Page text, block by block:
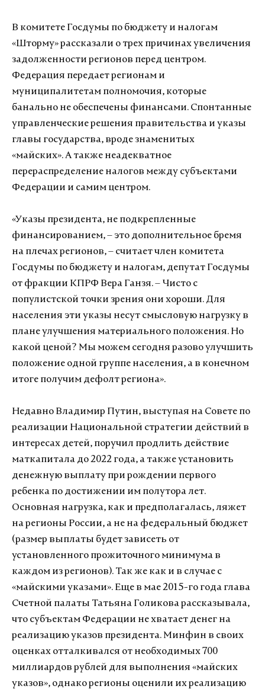
В комитете Госдумы по бюджету и налогам
«Шторму» рассказали о трех причинах увеличения
задолженности регионов перед центром.
Федерация передает регионам и
муниципалитетам полномочия, которые
банально не обеспечены финансами. Спонтанные
управленческие решения правительства и указы
главы государства, вроде знаменитых
«майских».А также неадекватное
перераспределение налогов между субъектами
Федерации и самим центром.
«Указы президента, не подкрепленные
финансированием, – это дополнительное бремя
на плечах регионов, – считает член комитета
Госдумы по бюджету и налогам, депутат Госдумы
от фракции КПРФ Вера Ганзя. – Чисто с
популистской точки зрения они хороши. Для
населения эти указы несут смысловую нагрузку в
плане улучшения материального положения. Но
какой ценой? Мы можем сегодня разово улучшить
положение одной группе населения, а в конечном
итоге получим дефолт региона».
Недавно Владимир Путин, выступая на Совете по
реализации Национальной стратегии действий в
интересах детей, поручил продлить действие
маткапитала до 2022 года, а также установить
денежную выплату при рождении первого
ребенка по достижении им полутора лет.
Основная нагрузка, как и предполагалась, ляжет
на регионы России, а не на федеральный бюджет
(размер выплаты будет зависеть от
установленного прожиточного минимума в
каждом из регионов). Так же как и в случае с
«майскими указами». Еще в мае 2015-го года глава
Счетной палаты Татьяна Голикова рассказывала,
что субъектам Федерации не хватает денег на
реализацию указов президента. Минфин в своих
оценках отталкивался от необходимых 700
миллиардов рублей для выполнения «майских
указов», однако регионы оценили их реализацию